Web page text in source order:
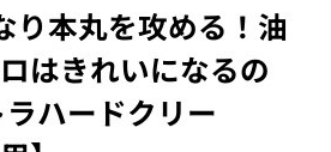
本丸を攻める！油
はきれいになるの
ハードクリー